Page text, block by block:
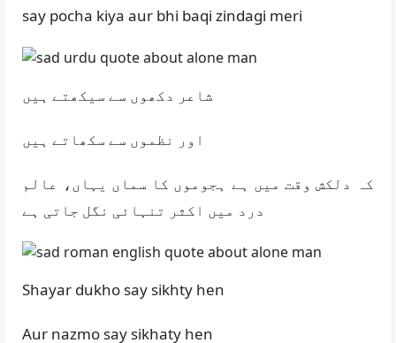
say pocha kiya aur bhi baqi zindagi meri
کہ دلکش وقت میں ہے ہجوموں کا سماں یہاں، عالم
درد میں اکثر تنہائی نگل جاتی ہے
Shayar dukho say sikhty hen
Aur nazmo say sikhaty hen